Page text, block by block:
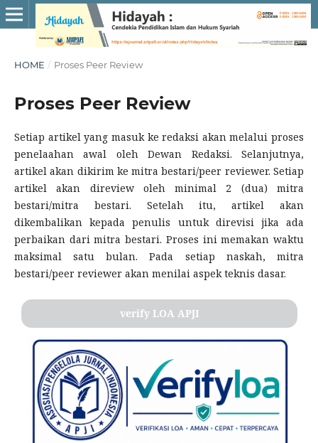
HOME / Proses Peer Review
Proses Peer Review
Setiap artikel yang masuk ke redaksi akan melalui proses
penelaahan awal oleh Dewan Redaksi. Selanjutnya,
artikel akan dikirim ke mitra bestari/peer reviewer. Setiap
artikel akan direview oleh minimal 2 (dua) mitra
bestari/mitra bestari. Setelah itu, artikel akan
dikembalikan kepada penulis untuk direvisi jika ada
perbaikan dari mitra bestari. Proses ini memakan waktu
maksimal satu bulan. Pada setiap naskah, mitra
bestari/peer reviewer akan menilai aspek teknis dasar.
verify LOA APJI